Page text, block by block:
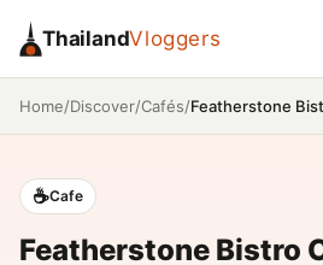
ThailandVloggers
Home/Discover/Cafés/Featherstone
☕Cafe
Featherstone Bistro